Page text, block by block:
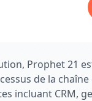
Prophet 21
de la
incluant CRM,